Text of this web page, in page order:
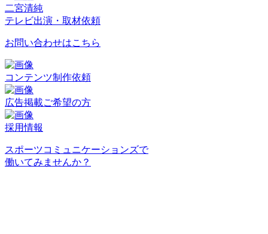
二宮清純
テレビ出演・取材依頼
お問い合わせはこちら
コンテンツ制作依頼
広告掲載ご希望の方
採用情報
スポーツコミュニケーションズで
働いてみませんか？